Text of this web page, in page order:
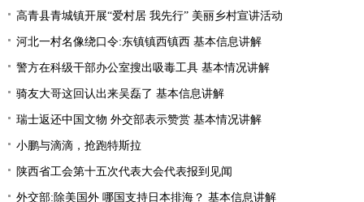
高青县青城镇开展“爱村居 我先行” 美丽乡村宣讲活动
河北一村名像绕口令:东镇镇西镇西 基本信息讲解
警方在科级干部办公室搜出吸毒工具 基本情况讲解
骑友大哥这回认出来吴磊了 基本信息讲解
瑞士返还中国文物 外交部表示赞赏 基本情况讲解
小鹏与滴滴，抢跑特斯拉
陕西省工会第十五次代表大会代表报到见闻
外交部:除美国外 哪国支持日本排海？ 基本信息讲解